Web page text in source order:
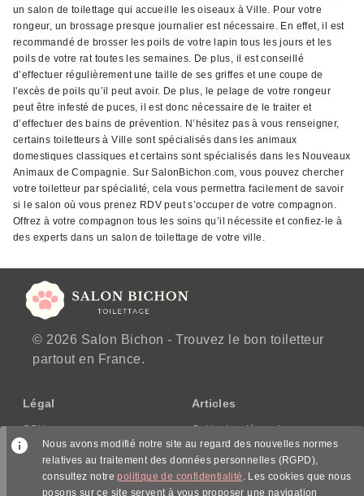
un salon de toilettage qui accueille les oiseaux à Ville. Pour votre
rongeur, un brossage presque journalier est nécessaire. En effet, il est
recommandé de brosser les poils de votre lapin tous les jours et les
poils de votre rat toutes les semaines. De plus, il est conseillé
d’effectuer régulièrement une taille de ses griffes et une coupe de
l'excès de poils qu’il peut avoir. De plus, le pelage de votre rongeur
peut être infesté de puces, il est donc nécessaire de le traiter et
d’effectuer des bains de prévention. N’hésitez pas à vous renseigner,
certains toiletteurs à Ville sont spécialisés dans les animaux
domestiques classiques et certains sont spécialisés dans les Nouveaux
Animaux de Compagnie. Sur SalonBichon.com, vous pouvez chercher
votre toiletteur par spécialité, cela vous permettra facilement de savoir
si le salon où vous prenez RDV peut s’occuper de votre compagnon.
Offrez à votre compagnon tous les soins qu’il nécessite et confiez-le à
des experts dans un salon de toilettage de votre ville.
© 2026 Salon Bichon - Trouvez le bon toiletteur
partout en France.
Légal
CGU
CGV/CPPS
Politique de confidentialité
Articles
Guide des démarches
Nous avons modifié notre site au regard des nouvelles normes
relatives au traitement des données personnelles (RGPD),
consultez notrepolitique de confidentialité . Les cookies que nous
posons sur ce site servent à vous proposer une navigation